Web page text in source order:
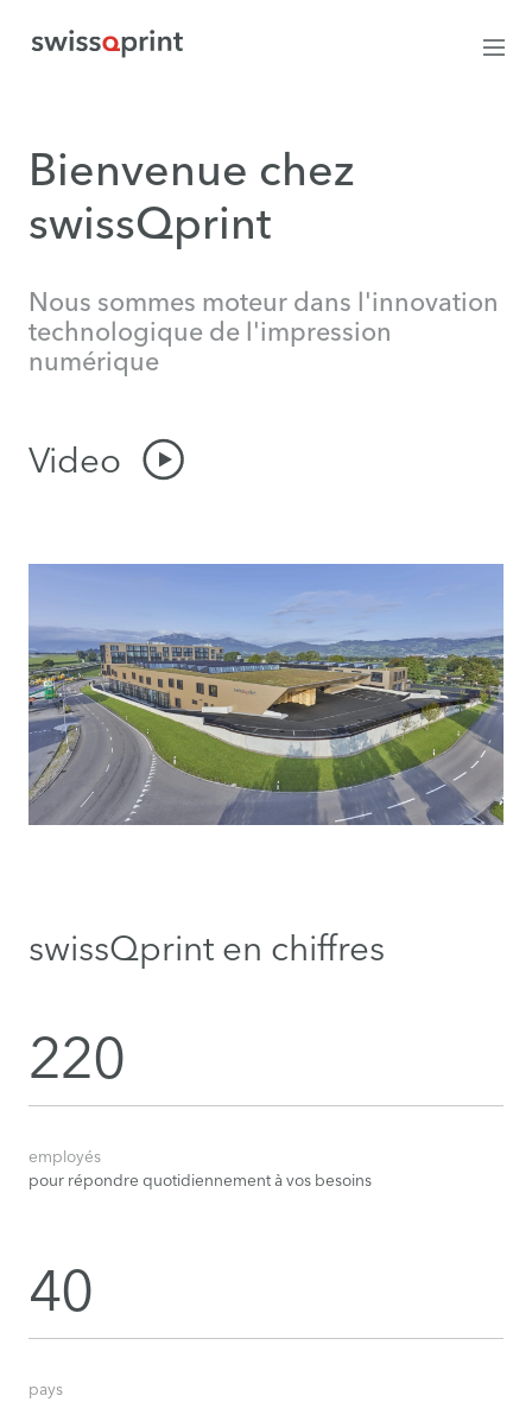
Bienvenue chez
swissQprint
Nous sommes moteur dans l'innovation
technologique de l'impression
numérique
Video
swissQprint en chiffres
220
employés
pour répondre quotidiennement à vos besoins
40
pays